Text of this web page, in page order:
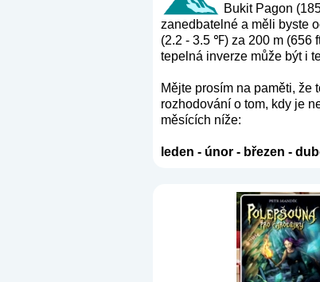
Bukit Pagon
zanedbatelné a měli byste
(2.2 - 3.5 ℉) za 200 m (656
tepelná inverze může být i
Mějte prosím na paměti, že
rozhodování o tom, kdy je
měsících níže:
leden - únor- březen -